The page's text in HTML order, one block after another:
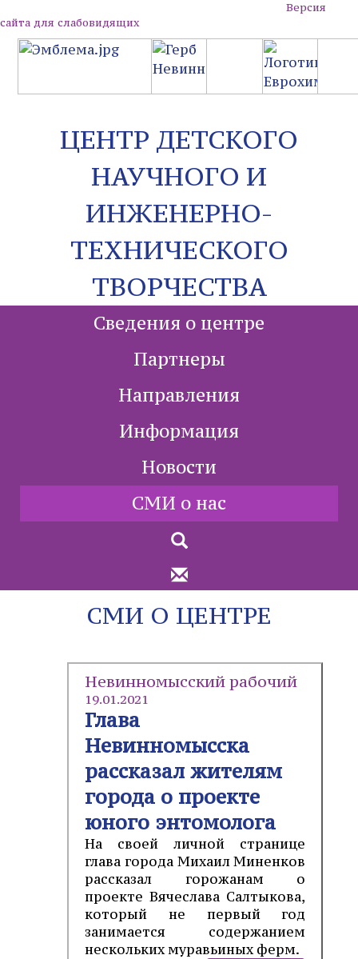
Версия
сайта для слабовидящих
ЦЕНТР ДЕТСКОГО
НАУЧНОГО И
ИНЖЕНЕРНО-
ТЕХНИЧЕСКОГО
ТВОРЧЕСТВА
Сведения о центре
Партнеры
Направления
Информация
Новости
СМИ о нас
СМИ О ЦЕНТРЕ
Невинномысский рабочий
19.01.2021
Глава
Невинномысска
рассказал жителям
города о проекте
юного энтомолога
На своей личной странице
глава города Михаил Миненков
рассказал горожанам о
проекте Вячеслава Салтыкова,
который не первый год
занимается содержанием
нескольких муравьиных ферм.